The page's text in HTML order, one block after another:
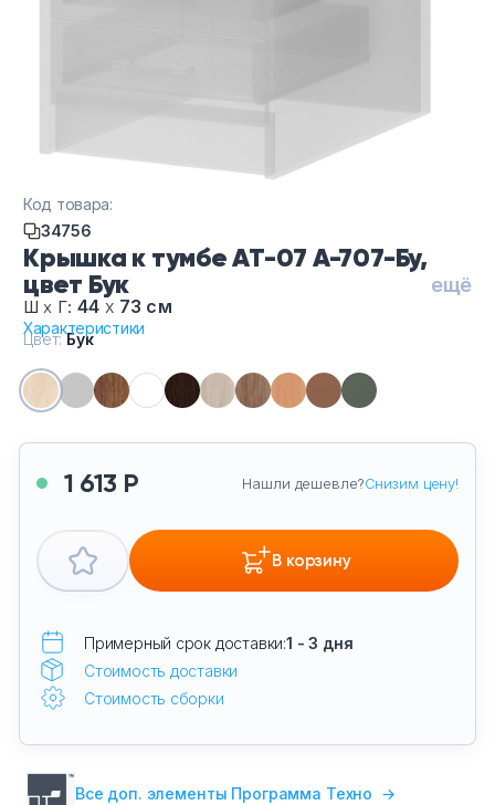
Крышка к тумбе АТ-07 А-707-Бу,
цвет Бук
ещё
Шх Г: 44 х 73 см
Характеристики
Код товара:
34756
1 613 Р Нашли дешевле?Снизим цену!
В корзину
Примерный срок доставки:1 - 3 дня
Стоимость доставки
Стоимость сборки
Цвет:Бук
Все доп. элементы Программа Техно →
Обеденная зона
Искусственные растения